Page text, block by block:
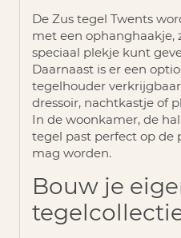
De Zus tegel Twents
met een ophanghaakje,
speciaal plekje kunt
Daarnaast is er een
tegelhouder
dressoir, nachtkastje of
In de woonkamer, de
tegel past perfect op de
mag worden.
Bouw je